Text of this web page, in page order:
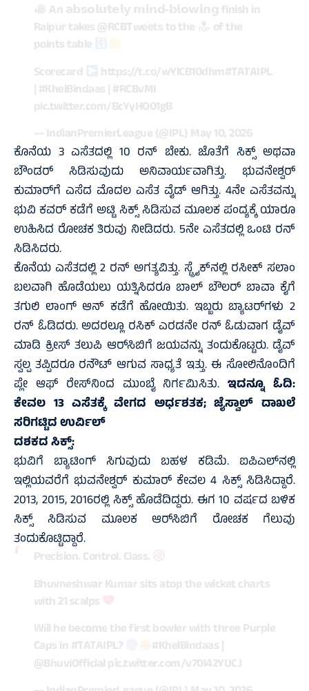
An 𝗮𝗯𝘀𝗼𝗹𝘂𝘁𝗲𝗹𝘆 𝗺𝗶𝗻𝗱-𝗯𝗹𝗼𝘄𝗶𝗻𝗴 finish in
Raipur takes@RCBTweetsto the
of the
points table
Scorecard
https://t.co/wYlCB10dhm#TATAIPL
|#KhelBindaas |#RCBvMI
pic.twitter.com/BcYyHO01gB
— IndianPremierLeague (@IPL) May 10, 2026
ಕೊನೆಯ 3 ಎಸೆತದಲ್ಲಿ 10 ರನ್‌ ಬೇಕು. ಜೊತೆಗೆ ಸಿಕ್ಸ್‌ ಅಥವಾ
ಬೌಂಡರ್‌ ಸಿಡಿಸುವುದು ಅನಿವಾರ್ಯವಾಗಿತ್ತು. ಭುವನೇಶ್ವರ್‌
ಕುಮಾರ್‌ಗೆ ಎಸೆದ ಮೊದಲ ಎಸೆತ ವೈಡ್‌ ಆಗಿತ್ತು. 4ನೇ ಎಸೆತವನ್ನು
ಭುವಿ ಕವರ್‌ ಕಡೆಗೆ ಅಟ್ಟಿ ಸಿಕ್ಸ್‌ ಸಿಡಿಸುವ ಮೂಲಕ ಪಂದ್ಯಕ್ಕೆ ಯಾರೂ
ಉಹಿಸಿದ ರೋಚಕ ತಿರುವು ನೀಡಿದರು. 5ನೇ ಎಸೆತದಲ್ಲಿ ಒಂಟಿ ರನ್‌
ಸಿಡಿಸಿದರು.
ಕೊನೆಯ ಎಸೆತದಲ್ಲಿ 2 ರನ್‌ ಅಗತ್ಯವಿತ್ತು. ಸ್ಟ್ರೈಕ್‌ನಲ್ಲಿ ರಸೀಕ್‌ ಸಲಾಂ
ಬಲವಾಗಿ ಹೊಡೆಯಲು ಯತ್ನಿಸಿದರೂ ಬಾಲ್‌ ಬೌಲರ್‌ ಬಾವಾ ಕೈಗೆ
ತಗುಲಿ ಲಾಂಗ್‌ ಆನ್‌ ಕಡೆಗೆ ಹೋಯಿತು. ಇಬ್ಬರು ಬ್ಯಾಟರ್‌ಗಳು 2
ರನ್‌ ಓಡಿದರು. ಅದರಲ್ಲೂ ರಸಿಕ್‌ ಎರಡನೇ ರನ್‌ ಓಡುವಾಗ ಡೈವ್‌
ಮಾಡಿ ಕ್ರೀಸ್‌ ತಲುಪಿ ಆರ್‌ಸಿಬಿಗೆ ಜಯವನ್ನು ತಂದುಕೊಟ್ಟರು. ಡೈವ್‌
ಸ್ವಲ್ಪ ತಪ್ಪಿದರೂ ರನೌಟ್‌ ಆಗುವ ಸಾಧ್ಯತೆ ಇತ್ತು. ಈ ಸೋಲಿನೊಂದಿಗೆ
ಪ್ಲೇ ಆಫ್‌ ರೇಸ್‌ನಿಂದ ಮುಂಬೈ ನಿರ್ಗಮಿಸಿತು.ಇದನ್ನೂ ಓದಿ:
ಕೇವಲ 13 ಎಸೆತಕ್ಕೆ ವೇಗದ ಅರ್ಧಶತಕ; ಜೈಸ್ವಾಲ್‌ ದಾಖಲೆ
ಸರಿಗಟ್ಟಿದ ಉರ್ವಿಲ್‌
ದಶಕದ ಸಿಕ್ಸ್‌:
ಭುವಿಗೆ ಬ್ಯಾಟಿಂಗ್‌ ಸಿಗುವುದು ಬಹಳ ಕಡಿಮೆ. ಐಪಿಎಲ್‌ನಲ್ಲಿ
ಇಲ್ಲಿಯವರೆಗೆ ಭುವನೇಶ್ವರ್‌ ಕುಮಾರ್‌ ಕೇವಲ 4 ಸಿಕ್ಸ್‌ ಸಿಡಿಸಿದ್ದಾರೆ.
2013, 2015, 2016ರಲ್ಲಿ ಸಿಕ್ಸ್‌ ಹೊಡೆದಿದ್ದರು. ಈಗ 10 ವರ್ಷದ ಬಳಿಕ
ಸಿಕ್ಸ್‌ ಸಿಡಿಸುವ ಮೂಲಕ ಆರ್‌ಸಿಬಿಗೆ ರೋಚಕ ಗೆಲುವು
ತಂದುಕೊಟ್ಟಿದ್ದಾರೆ.
Precision. Control. Class.
Bhuvneshwar Kumar sits atop the wicket charts
with 21 scalps
Will he become the first bowler with three Purple
Caps in #TATAIPL? #KhelBindaas |
@BhuviOfficialpic.twitter.com/v70l42YUCJ